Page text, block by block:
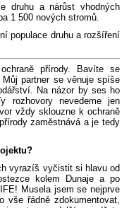
druhu a nárůst vhodných
1 500 nových stromů.
populace druhu a rozšíření
přírody. Bavíte se
partner se věnuje spíše
Na názor by ses ho
nevedeme jen
vždy sklouzne k ochraně
zaměstnává a je tedy
vyrazíš vyčistit si hlavu od
kolem Dunaje a po
Musela jsem se nejprve
vše řádně zdokumentovat,